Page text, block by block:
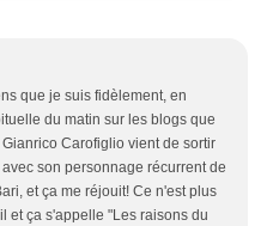
que je suis fidèlement, en
du matin sur les blogs que
Carofiglio vient de sortir
son personnage récurrent de
et ça me réjouit! Ce n'est plus
et ça s'appelle "Les raisons du